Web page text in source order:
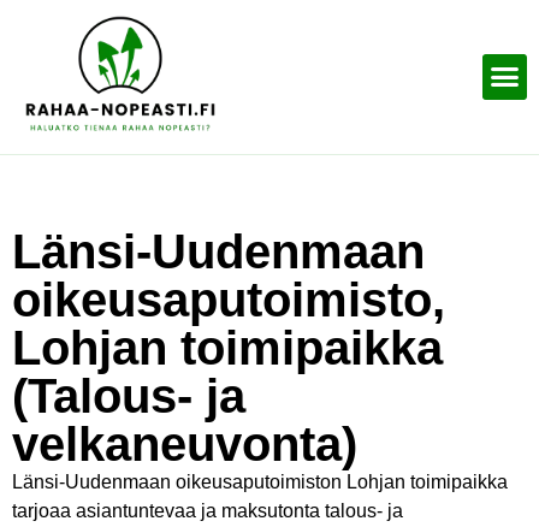
Länsi-Uudenmaan
oikeusaputoimisto,
Lohjan toimipaikka
(Talous- ja
velkaneuvonta)
Länsi-Uudenmaan oikeusaputoimiston Lohjan toimipaikka
tarjoaa asiantuntevaa ja maksutonta talous- ja